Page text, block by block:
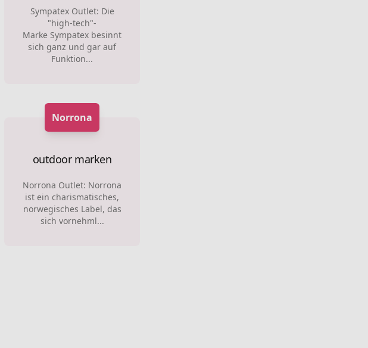
Sympatex Outlet: Die
"high-tech"-
Marke Sympatex besinnt
sich ganz und gar auf
Funktion...
Norrona
outdoor marken
Norrona Outlet: Norrona
ist ein charismatisches,
norwegisches Label, das
sich vornehml...